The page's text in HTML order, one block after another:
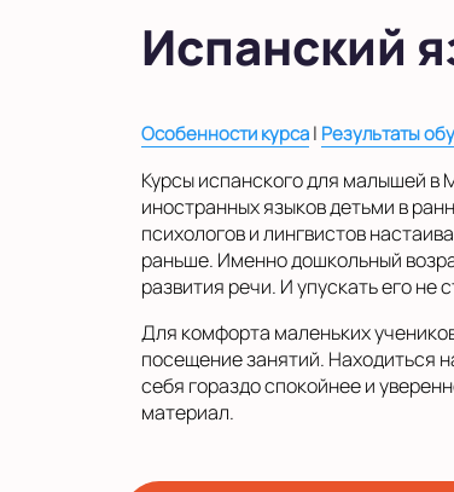
Показать на карте
Испанский
Особенности курса| Результаты
Курсы испанского для малышей в
иностранных языков детьми в
психологов и лингвистов
раньше. Именно дошкольный
развития речи. И упускать его не
Для комфорта маленьких
посещение занятий. Находиться
себя гораздо спокойнее и
материал.